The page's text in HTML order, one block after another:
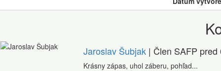
Jaroslav Šubjak | Člen SAFP pred
Krásny zápas, uhol záberu, pohľad...